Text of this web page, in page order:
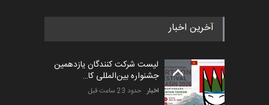
مهلت 5 ماه دیگر
آخرین اخبار
لیست شرکت کنندگان یازدهمین
جشنواره بین‌المللی کا…
اخبار حدود 23 ساعت قبل